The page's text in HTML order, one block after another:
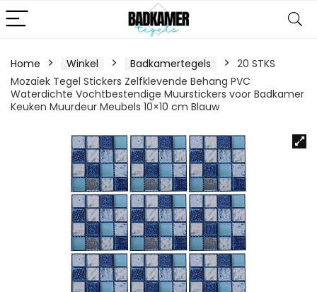
Home Winkel Badkamertegels
20 STKS
Mozaïek Tegel Stickers Zelfklevende Behang PVC
Waterdichte Vochtbestendige Muurstickers voor Badkamer
Keuken Muurdeur Meubels 10×10 cm Blauw